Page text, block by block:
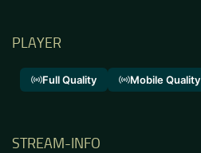
PLAYER
Full Quality Mobile Quality
STREAM-INFO